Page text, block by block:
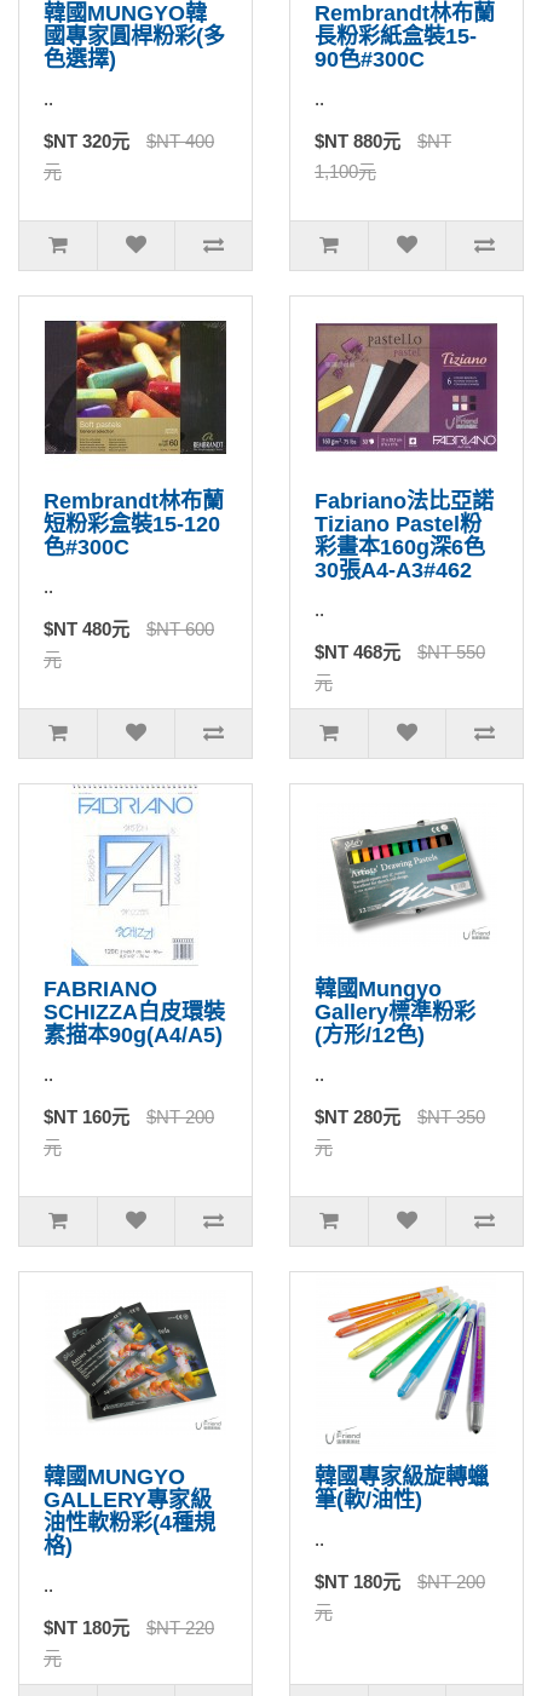
韓國MUNGYO韓
國專家圓桿粉彩(多
色選擇)
..
$NT 320元
$NT 400
元
Rembrandt林布蘭
長粉彩紙盒裝15-
90色#300C
..
$NT 880元
$NT
1,100元
Rembrandt林布蘭
短粉彩盒裝15-120
色#300C
..
$NT 480元
$NT 600
元
Fabriano法比亞諾
Tiziano Pastel粉
彩畫本160g深6色
30張A4-A3#462
..
$NT 468元
$NT 550
元
FABRIANO
SCHIZZA白皮環裝
素描本90g(A4/A5)
..
$NT 160元
$NT 200
元
韓國Mungyo
Gallery標準粉彩
(方形/12色)
..
$NT 280元
$NT 350
元
韓國MUNGYO
GALLERY專家級
油性軟粉彩(4種規
格)
..
$NT 180元
$NT 220
元
韓國專家級旋轉蠟
筆(軟/油性)
..
$NT 180元
$NT 200
元